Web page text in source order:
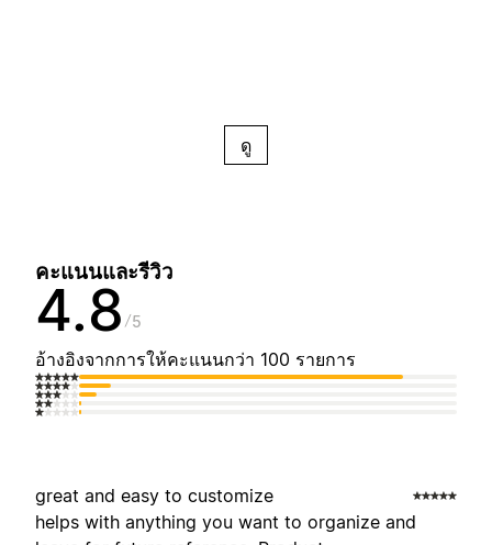
ดู
คะแนนและรีวิว
4.8 5
อ้างอิงจากการให้คะแนนกว่า 100 รายการ
great and easy to customize
helps with anything you want to organize and